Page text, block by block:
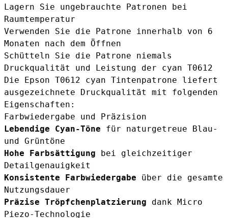
Lagern Sie ungebrauchte Patronen bei
Raumtemperatur
Verwenden Sie die Patrone innerhalb von 6
Monaten nach dem Öffnen
Schütteln Sie die Patrone niemals
Druckqualität und Leistung der cyan T0612
Die Epson T0612 cyan Tintenpatrone liefert
ausgezeichnete Druckqualität mit folgenden
Eigenschaften:
Farbwiedergabe und Präzision
Lebendige Cyan-Töne für naturgetreue Blau-
und Grüntöne
Hohe Farbsättigung bei gleichzeitiger
Detailgenauigkeit
Konsistente Farbwiedergabe über die gesamte
Nutzungsdauer
Präzise Tröpfchenplatzierung dank Micro
Piezo-Technologie